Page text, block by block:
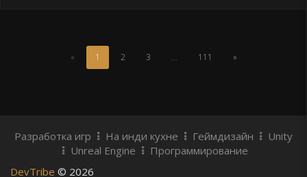
« 1 (Текущая
страница)
2 3 … 111 »
Разработка игр На инди кухне Геймдизайн
Unity
Unreal Engine
Программирование
DevTribe © 2026